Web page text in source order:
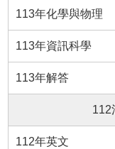
113年化學與物理
113年資訊科學
113年解答
112
112年英文